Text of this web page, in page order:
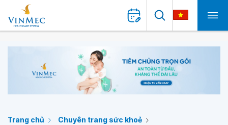
Trang chủ
Chuyên trang sức khoẻ